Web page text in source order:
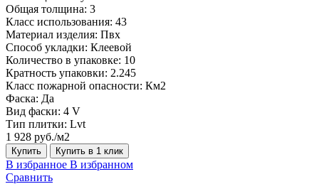
Общая толщина: 3
Класс использования: 43
Материал изделия: Пвх
Способ укладки: Клеевой
Количество в упаковке: 10
Кратность упаковки: 2.245
Класс пожарной опасности: Км2
Фаска: Да
Вид фаски: 4 V
Тип плитки: Lvt
1 928 руб./м2
Купить Купить в 1 клик
В избранное В избранном
Сравнить